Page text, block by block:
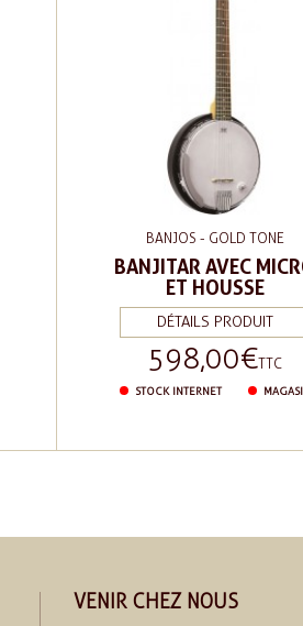
BANJOS - GOLD TONE
BANJITAR AVEC
ET HOUSSE
DÉTAILS PRODUIT
Prix
598,00 €TTC
STOCK INTERNET
VENIR CHEZ NOUS